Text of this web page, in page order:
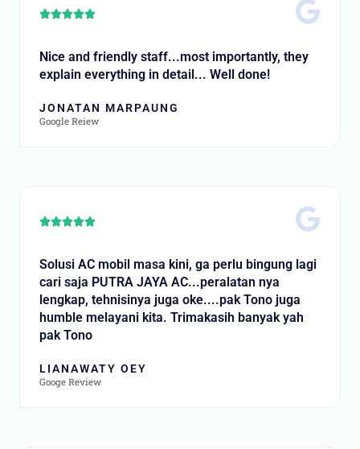
Rated
Nice and friendly staff...most importantly, they
explain everything in detail... Well done!
JONATAN MARPAUNG
Google Reiew
Rated
Solusi AC mobil masa kini, ga perlu bingung lagi
cari saja PUTRA JAYA AC...peralatan nya
lengkap, tehnisinya juga oke....pak Tono juga
humble melayani kita. Trimakasih banyak yah
pak Tono
LIANAWATY OEY
Googe Review